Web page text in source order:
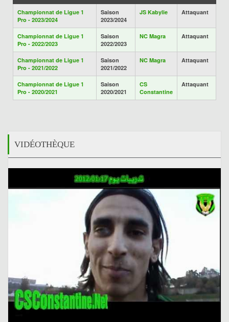
Championnat de Ligue 1
Pro - 2023/2024
Saison
2023/2024
JS Kabylie Attaquant
Championnat de Ligue 1
Pro - 2022/2023
Saison
2022/2023
NC Magra Attaquant
Championnat de Ligue 1
Pro - 2021/2022
Saison
2021/2022
NC Magra Attaquant
Championnat de Ligue 1
Pro - 2020/2021
Saison
2020/2021
CS
Constantine
Attaquant
VIDÉOTHÈQUE